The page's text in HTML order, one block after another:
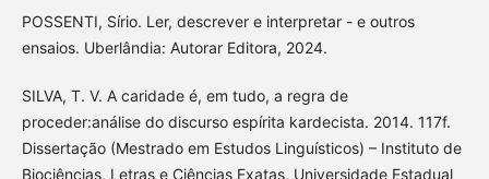
POSSENTI, Sírio. Ler, descrever e interpretar - e outros
ensaios. Uberlândia: Autorar Editora, 2024.
SILVA, T. V. A caridade é, em tudo, a regra de
proceder:análise do discurso espírita kardecista. 2014. 117f.
Dissertação (Mestrado em Estudos Linguísticos) – Instituto de
Biociências, Letras e Ciências Exatas, Universidade Estadual